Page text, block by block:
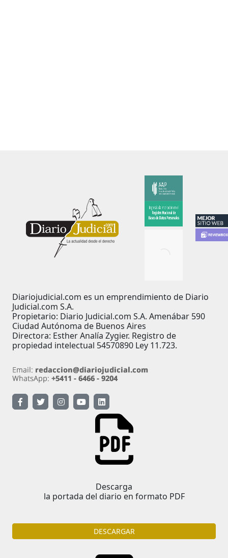
Diariojudicial.com es un emprendimiento de Diario
Judicial.com S.A.
Propietario: Diario Judicial.com S.A. Amenábar 590
Ciudad Autónoma de Buenos Aires
Directora: Esther Analía Zygier. Registro de
propiedad intelectual 54570890 Ley 11.723.
Descarga
la portada del diario en formato PDF
DESCARGAR